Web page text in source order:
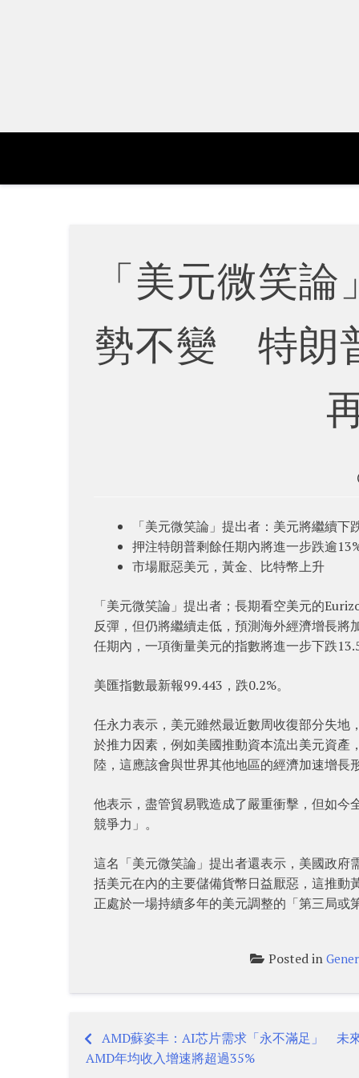
「美元微笑
勢不變 特朗
「美元微笑論」提出者：美元將繼續下
押注特朗普剩餘任期內將進一步跌逾
市場厭惡美元，黃金、比特幣上升
「美元微笑論」提出者；長期看空美元的
反彈，但仍將繼續走低，預測海外經濟增長
任期內，一項衡量美元的指數將進一步下跌
美匯指數最新報99.443，跌0.2%。
任永力表示，美元雖然最近數周收復部分失地
於推力因素，例如美國推動資本流出美元資
陸，這應該會與世界其他地區的經濟加速增長
他表示，盡管貿易戰造成了嚴重衝擊，但如
競爭力」。
這名「美元微笑論」提出者還表示，美國政
括美元在內的主要儲備貨幣日益厭惡，這推動
正處於一場持續多年的美元調整的「第三局或
Posted in
Post
AMD蘇姿丰：AI芯片需求「永不滿足」 未
AMD年均收入增速將超過35%